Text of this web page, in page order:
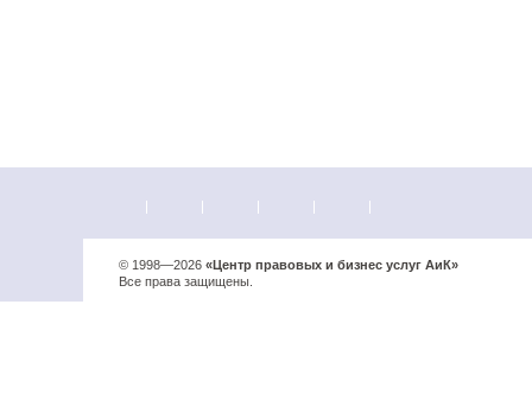
© 1998—2026 «Центр правовых и бизнес услуг АиК»
Все права защищены.